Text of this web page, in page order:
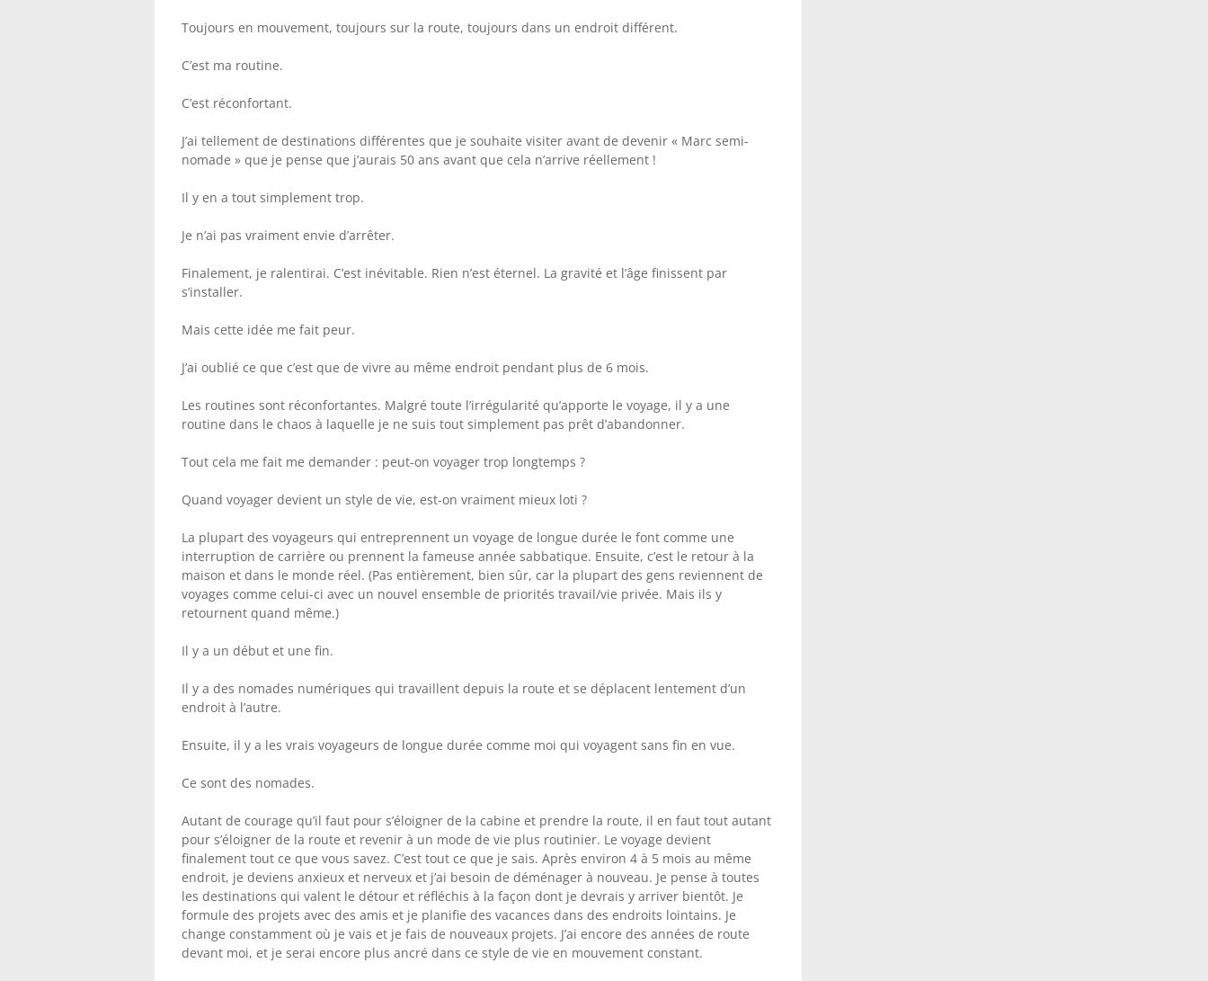
Toujours en mouvement, toujours sur la route, toujours dans un endroit différent.
C’est ma routine.
C’est réconfortant.
J’ai tellement de destinations différentes que je souhaite visiter avant de devenir « Marc semi-
nomade » que je pense que j’aurais 50 ans avant que cela n’arrive réellement !
Il y en a tout simplement trop.
Je n’ai pas vraiment envie d’arrêter.
Finalement, je ralentirai. C’est inévitable. Rien n’est éternel. La gravité et l’âge finissent par
s’installer.
Mais cette idée me fait peur.
J’ai oublié ce que c’est que de vivre au même endroit pendant plus de 6 mois.
Les routines sont réconfortantes. Malgré toute l’irrégularité qu’apporte le voyage, il y a une
routine dans le chaos à laquelle je ne suis tout simplement pas prêt d’abandonner.
Tout cela me fait me demander : peut-on voyager trop longtemps ?
Quand voyager devient un style de vie, est-on vraiment mieux loti ?
La plupart des voyageurs qui entreprennent un voyage de longue durée le font comme une
interruption de carrière ou prennent la fameuse année sabbatique. Ensuite, c’est le retour à la
maison et dans le monde réel. (Pas entièrement, bien sûr, car la plupart des gens reviennent de
voyages comme celui-ci avec un nouvel ensemble de priorités travail/vie privée. Mais ils y
retournent quand même.)
Il y a un début et une fin.
Il y a des nomades numériques qui travaillent depuis la route et se déplacent lentement d’un
endroit à l’autre.
Ensuite, il y a les vrais voyageurs de longue durée comme moi qui voyagent sans fin en vue.
Ce sont des nomades.
Autant de courage qu’il faut pour s’éloigner de la cabine et prendre la route, il en faut tout autant
pour s’éloigner de la route et revenir à un mode de vie plus routinier. Le voyage devient
finalement tout ce que vous savez. C’est tout ce que je sais. Après environ 4 à 5 mois au même
endroit, je deviens anxieux et nerveux et j’ai besoin de déménager à nouveau. Je pense à toutes
les destinations qui valent le détour et réfléchis à la façon dont je devrais y arriver bientôt. Je
formule des projets avec des amis et je planifie des vacances dans des endroits lointains. Je
change constamment où je vais et je fais de nouveaux projets. J’ai encore des années de route
devant moi, et je serai encore plus ancré dans ce style de vie en mouvement constant.